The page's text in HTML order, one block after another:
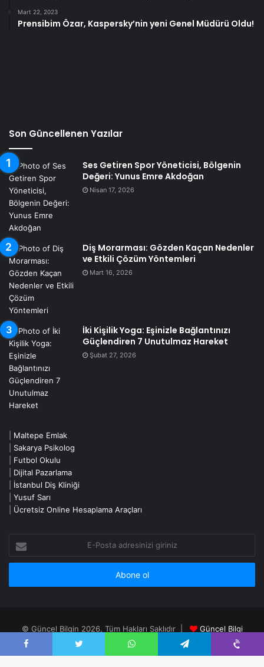
Mart 22, 2023
Prensibim Özar, Kaspersky’nin yeni Genel Müdürü Oldu!
Son Güncellenen Yazılar
Ses Getiren Spor Yöneticisi, Bölgenin
Değeri: Yunus Emre Akdoğan
Nisan 17, 2026
Diş Morarması: Gözden Kaçan Nedenler
ve Etkili Çözüm Yöntemleri
Mart 16, 2026
İki Kişilik Yoga: Eşinizle Bağlantınızı
Güçlendiren 7 Unutulmaz Hareket
Şubat 27, 2026
Maltepe Emlak
Sakarya Psikolog
Futbol Okulu
Dijital Pazarlama
İstanbul Diş Kliniği
Yusuf Sarı
Ücretsiz Online Hesaplama Araçları
Posta
adresinizi
© Güncel Bilgin 2026, Tüm Hakları Saklıdır |
Güncel Bilgi
Portalı
Gizlilik Politikası - Privacy Policy |İletişim - Contact
Facebook
Twitter WhatsApp Telegram Viber